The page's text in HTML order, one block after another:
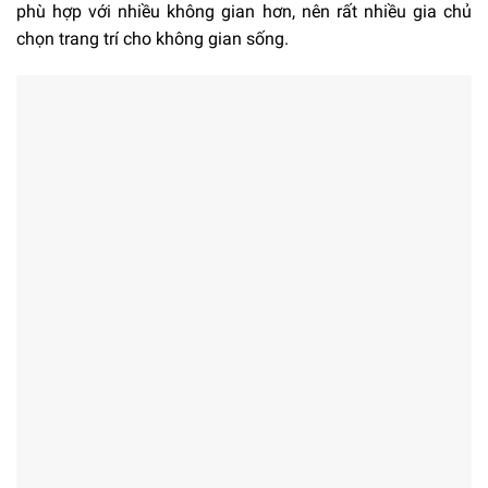
phù hợp với nhiều không gian hơn, nên rất nhiều gia chủ
chọn trang trí cho không gian sống.